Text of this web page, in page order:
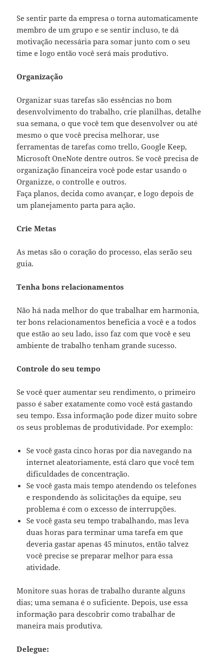
Se sentir parte da empresa o torna automaticamente
membro de um grupo e se sentir incluso, te dá
motivação necessária para somar junto com o seu
time e logo então você será mais produtivo.
Organização
Organizar suas tarefas são essências no bom
desenvolvimento do trabalho, crie planilhas, detalhe
sua semana, o que você tem que desenvolver ou até
mesmo o que você precisa melhorar, use
ferramentas de tarefas como trello, Google Keep,
Microsoft OneNote dentre outros. Se você precisa de
organização financeira você pode estar usando o
Organizze, o controlle e outros.
Faça planos, decida como avançar, e logo depois de
um planejamento parta para ação.
Crie Metas
As metas são o coração do processo, elas serão seu
guia.
Tenha bons relacionamentos
Não há nada melhor do que trabalhar em harmonia,
ter bons relacionamentos beneficia a você e a todos
que estão ao seu lado, isso faz com que você e seu
ambiente de trabalho tenham grande sucesso.
Controle do seu tempo
Se você quer aumentar seu rendimento, o primeiro
passo é saber exatamente como você está gastando
seu tempo. Essa informação pode dizer muito sobre
os seus problemas de produtividade. Por exemplo:
Se você gasta cinco horas por dia navegando na
internet aleatoriamente, está claro que você tem
dificuldades de concentração.
Se você gasta mais tempo atendendo os telefones
e respondendo às solicitações da equipe, seu
problema é com o excesso de interrupções.
Se você gasta seu tempo trabalhando, mas leva
duas horas para terminar uma tarefa em que
deveria gastar apenas 45 minutos, então talvez
você precise se preparar melhor para essa
atividade.
Monitore suas horas de trabalho durante alguns
dias; uma semana é o suficiente. Depois, use essa
informação para descobrir como trabalhar de
maneira mais produtiva.
Delegue: